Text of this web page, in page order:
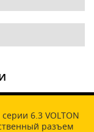
6.3 VOLTON
разъем